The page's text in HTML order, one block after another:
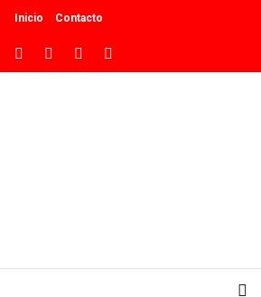
Inicio Contacto